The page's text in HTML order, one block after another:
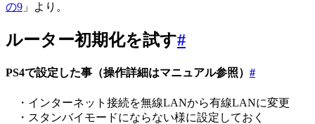
の9 」より。
ルーター初期化を試す#
PS4で設定した事（操作詳細はマニュアル参照） #
・インターネット接続を無線LANから有線LANに変更
・スタンバイモードにならない様に設定しておく